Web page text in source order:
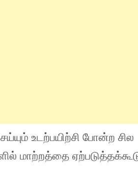
உடற்பயிற்சி போன்ற சில
மாற்றத்தை